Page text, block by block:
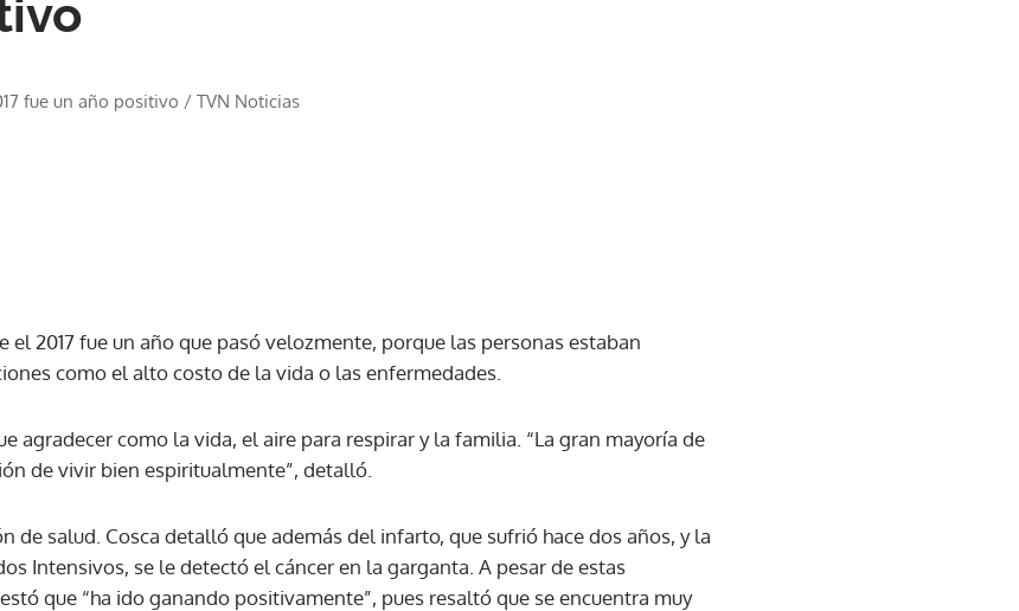
fue un año positivo / TVN Noticias
el 2017 fue un año que pasó velozmente, porque las personas estaban
como el alto costo de la vida o las enfermedades.
agradecer como la vida, el aire para respirar y la familia. “La gran mayoría de
de vivir bien espiritualmente”, detalló.
de salud. Cosca detalló que además del infarto, que sufrió hace dos años, y la
Intensivos, se le detectó el cáncer en la garganta. A pesar de estas
que “ha ido ganando positivamente”, pues resaltó que se encuentra muy